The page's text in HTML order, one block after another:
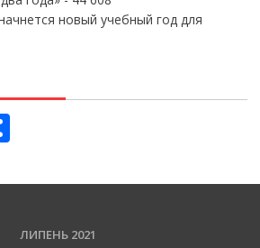
новый учебный год для
П
ді
ЛИПЕНЬ 2021